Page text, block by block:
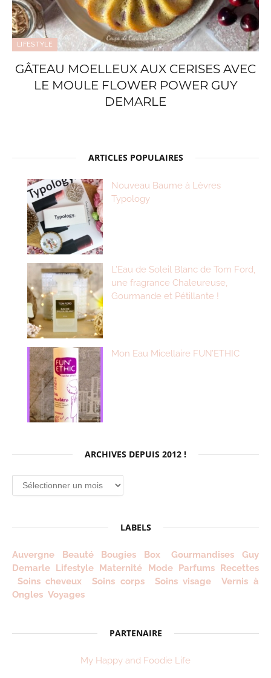
LIFESTYLE
GÂTEAU MOELLEUX AUX CERISES AVEC
LE MOULE FLOWER POWER GUY
DEMARLE
ARTICLES POPULAIRES
Nouveau Baume à Lèvres
Typology
L’Eau de Soleil Blanc de Tom Ford,
une fragrance Chaleureuse,
Gourmande et Pétillante !
Mon Eau Micellaire FUN’ETHIC
ARCHIVES DEPUIS 2012 !
Archives
depuis
LABELS
Auvergne Beauté Bougies Box Gourmandises
Guy
Demarle Lifestyle Maternité Mode Parfums Recettes
Soins cheveux
Soins corps Soins visage
Vernis à
Ongles Voyages
PARTENAIRE
My Happy and Foodie Life